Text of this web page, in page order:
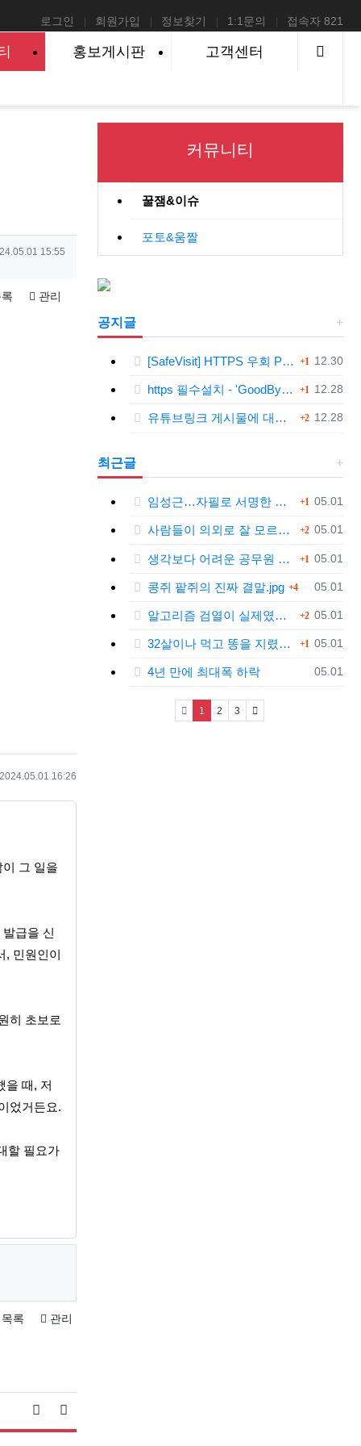
로그인 회원가입 정보찾기 1:1문의 접속자 821
홍보게시판 고객센터
일 15:55
관리
작성일
2024.05.01 16:26
그 일을
급을 신
, 민원인이
히 초보로
을 때, 저
었거든요.
할 필요가
목록 관리
게시물 정렬
게시판 검색
커뮤니티
꿀잼&이슈
포토&움짤
공지글
등록일
12.30
[SafeVisit] HTTPS 우회 PC 필수설치!, 모바일 최강속도 1 댓글
등록일
12.28
https 필수설치 - 'GoodByeDPI' 프로그램 다운로드<< 1 댓글
등록일
12.28
유튜브링크 게시물에 대한 안내와 삭제 요청 공지 2댓글
최근글
등록일
05.01
임성근…자필로 서명한 문건 보니 1 댓글
등록일
05.01
사람들이 의외로 잘 모르는 '육개장'의 뜻.jpg 2댓글
등록일
05.01
생각보다 어려운 공무원 업무....jpg 1 댓글
등록일
05.01
콩쥐 팥쥐의 진짜 결말.jpg 4댓글
등록일
05.01
알고리즘 검열이 실제였다는 틱톡.jpg 2댓글
등록일
05.01
32살이나 먹고 똥을 지렸다.jpg 1 댓글
등록일
05.01
4년 만에 최대폭 하락
1 (current)
2 3